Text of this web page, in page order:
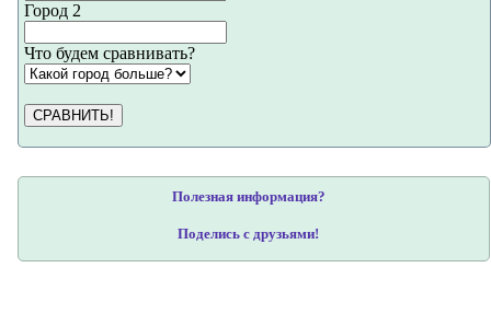
Город 2
Что будем сравнивать?
СРАВНИТЬ!
Полезная информация?
Поделись с друзьями!